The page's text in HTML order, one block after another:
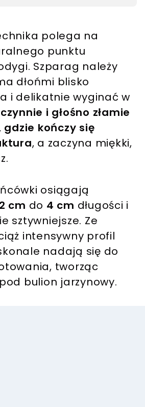
polega na
punktu
Szparag należy
dłońmi blisko
i delikatnie wyginać w
i głośno złamie
gdzie kończy się
, a zaczyna miękki,
osiągają
2 cm do 4 cm długości i
sztywniejsze. Ze
intensywny profil
nadają się do
tworząc
bulion jarzynowy.